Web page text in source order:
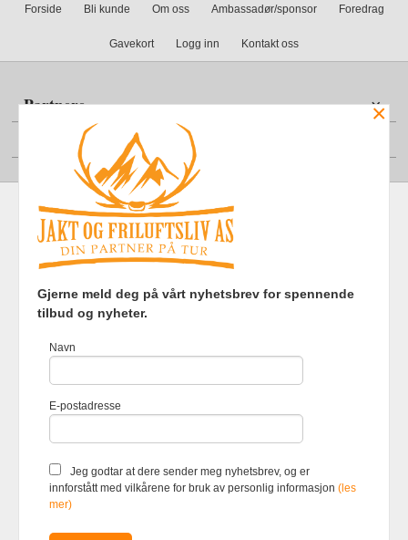
Forside Bli kunde Om oss Ambassadør/sponsor Foredrag
Gavekort Logg inn Kontakt oss
Partnere
Din konto
Frakt Kjøpsbetingelser Sikkerhet og personvern
Nyhetsbrev
Foretaksregisteret 920903363
du får en bedre kjøpsopplevelse og
bruker cookies hovedsaklig til å
hva du har puttet i handlekurven
din. Fortsett å bruke siden som
mer
×
Gjerne meld deg på vårt nyhetsbrev for spennende
tilbud og nyheter.
Navn
E-postadresse
Jeg godtar at dere sender meg nyhetsbrev, og er
innforstått med vilkårene for bruk av personlig informasjon(les
mer)